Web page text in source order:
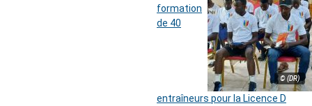
© (DR)
formation
de 40
entraîneurs pour la Licence D